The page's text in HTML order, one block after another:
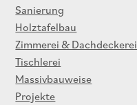
Sanierung
Holztafelbau
Zimmerei & Dachdeckerei
Tischlerei
Massivbauweise
Projekte